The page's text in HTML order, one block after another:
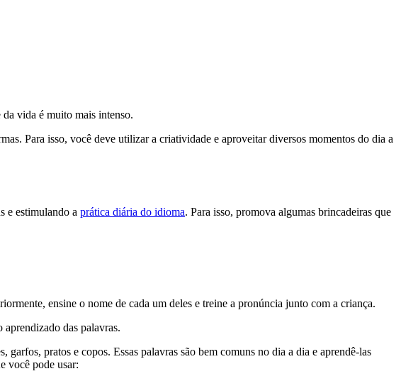
vida é muito mais intenso.
Para isso, você deve utilizar a criatividade e aproveitar diversos momentos do dia a
e estimulando a prática diária do idioma. Para isso, promova algumas brincadeiras que
ensine o nome de cada um deles e treine a pronúncia junto com a criança.
das palavras.
pratos e copos. Essas palavras são bem comuns no dia a dia e aprendê-las
você pode usar: